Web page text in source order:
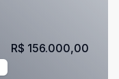
R$ 156.000,00